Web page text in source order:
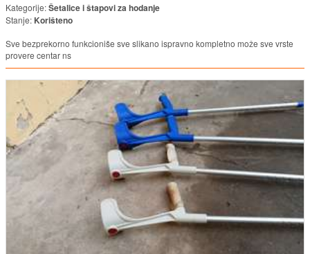
Kategorije:Šetalice i štapovi za hodanje
Stanje: Korišteno
Sve bezprekorno funkcioniše sve slikano ispravno kompletno može sve vrste
provere centar ns